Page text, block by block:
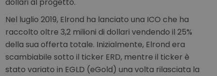
Nel luglio 2019, Elrond ha lanciato una ICO che ha
raccolto oltre 3,2 milioni di dollari vendendo il 25%
della sua offerta totale. Inizialmente, Elrond era
scambiabile sotto il ticker ERD, mentre il ticker è
stato variato in EGLD (eGold) una volta rilasciata la